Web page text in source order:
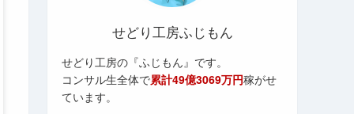
せどり工房ふじもん
せどり工房の『ふじもん』です。
コンサル生全体で累計49億3069万円稼がせ
ています。